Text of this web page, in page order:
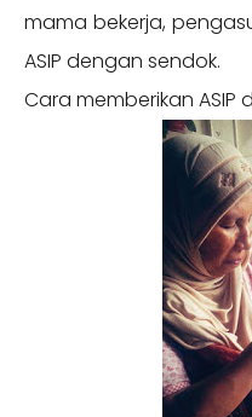
mama bekerja,
ASIP dengan sendok.
Cara memberikan ASIP